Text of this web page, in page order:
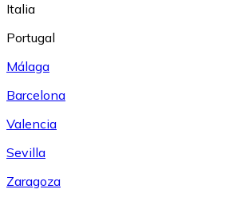
Italia
Portugal
Málaga
Barcelona
Valencia
Sevilla
Zaragoza